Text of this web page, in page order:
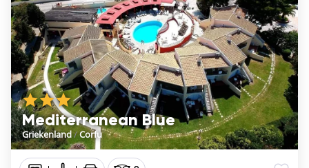
Mediterranean Blue
Griekenland/Corfu